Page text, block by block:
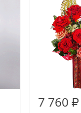
7 760 ₽